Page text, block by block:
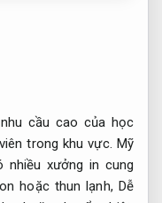
cầu cao của học
trong khu vực. Mỹ
nhiều xưởng in cung
hoặc thun lạnh, Dễ